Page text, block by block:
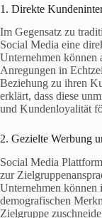
1. Direkte
Im Gegensatz zu
Social Media eine
Unternehmen können
Anregungen in
Beziehung zu ihren
erklärt, dass diese
und Kundenloyalität
2. Gezielte Werbung
Social Media
zur
Unternehmen können
demografischen
Zielgruppe